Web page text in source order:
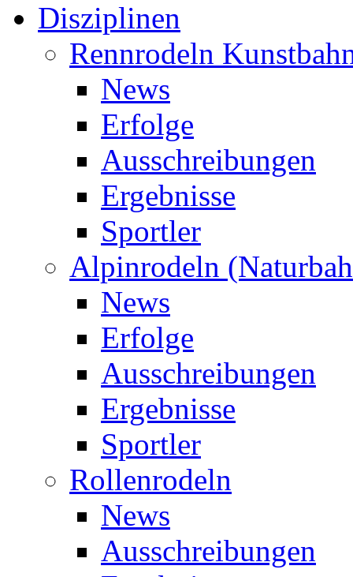
Disziplinen
Rennrodeln
News
Erfolge
Ausschreibungen
Ergebnisse
Sportler
Alpinrodeln
News
Erfolge
Ausschreibungen
Ergebnisse
Sportler
Rollenrodeln
News
Ausschreibungen